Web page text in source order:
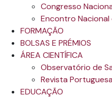
Congresso
Encontro Nacional
FORMAÇÃO
BOLSAS E PRÉMIOS
ÁREA CIENTÍFICA
Observatório de
Revista
EDUCAÇÃO